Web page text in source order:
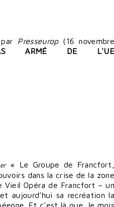
Presseurop(16 novembre
ARMÉ DE L'UE
« Le Groupe de Francfort,
dans la crise de la zone
Opéra de Francfort – un
aujourd’hui sa recréation la
Et c’est là que, le mois